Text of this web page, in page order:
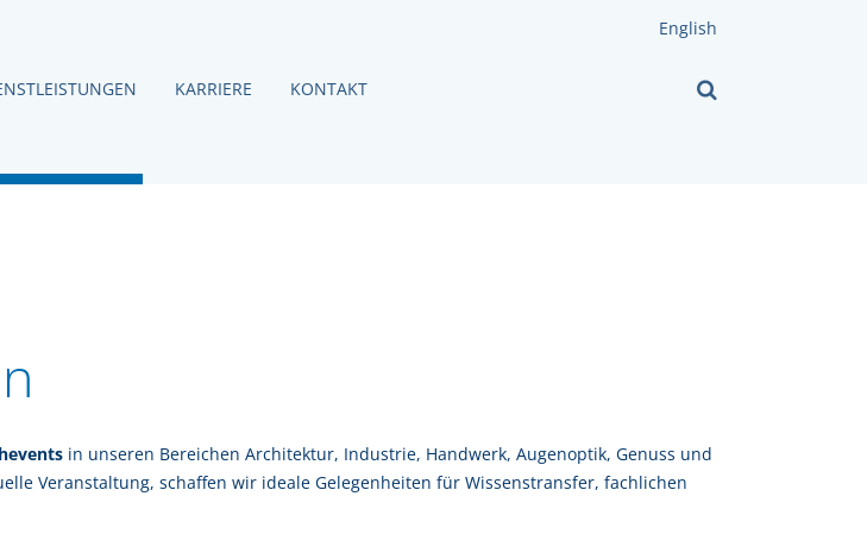
English
KARRIERE KONTAKT
in unseren Bereichen Architektur, Industrie, Handwerk, Augenoptik, Genuss und
Veranstaltung, schaffen wir ideale Gelegenheiten für Wissenstransfer, fachlichen